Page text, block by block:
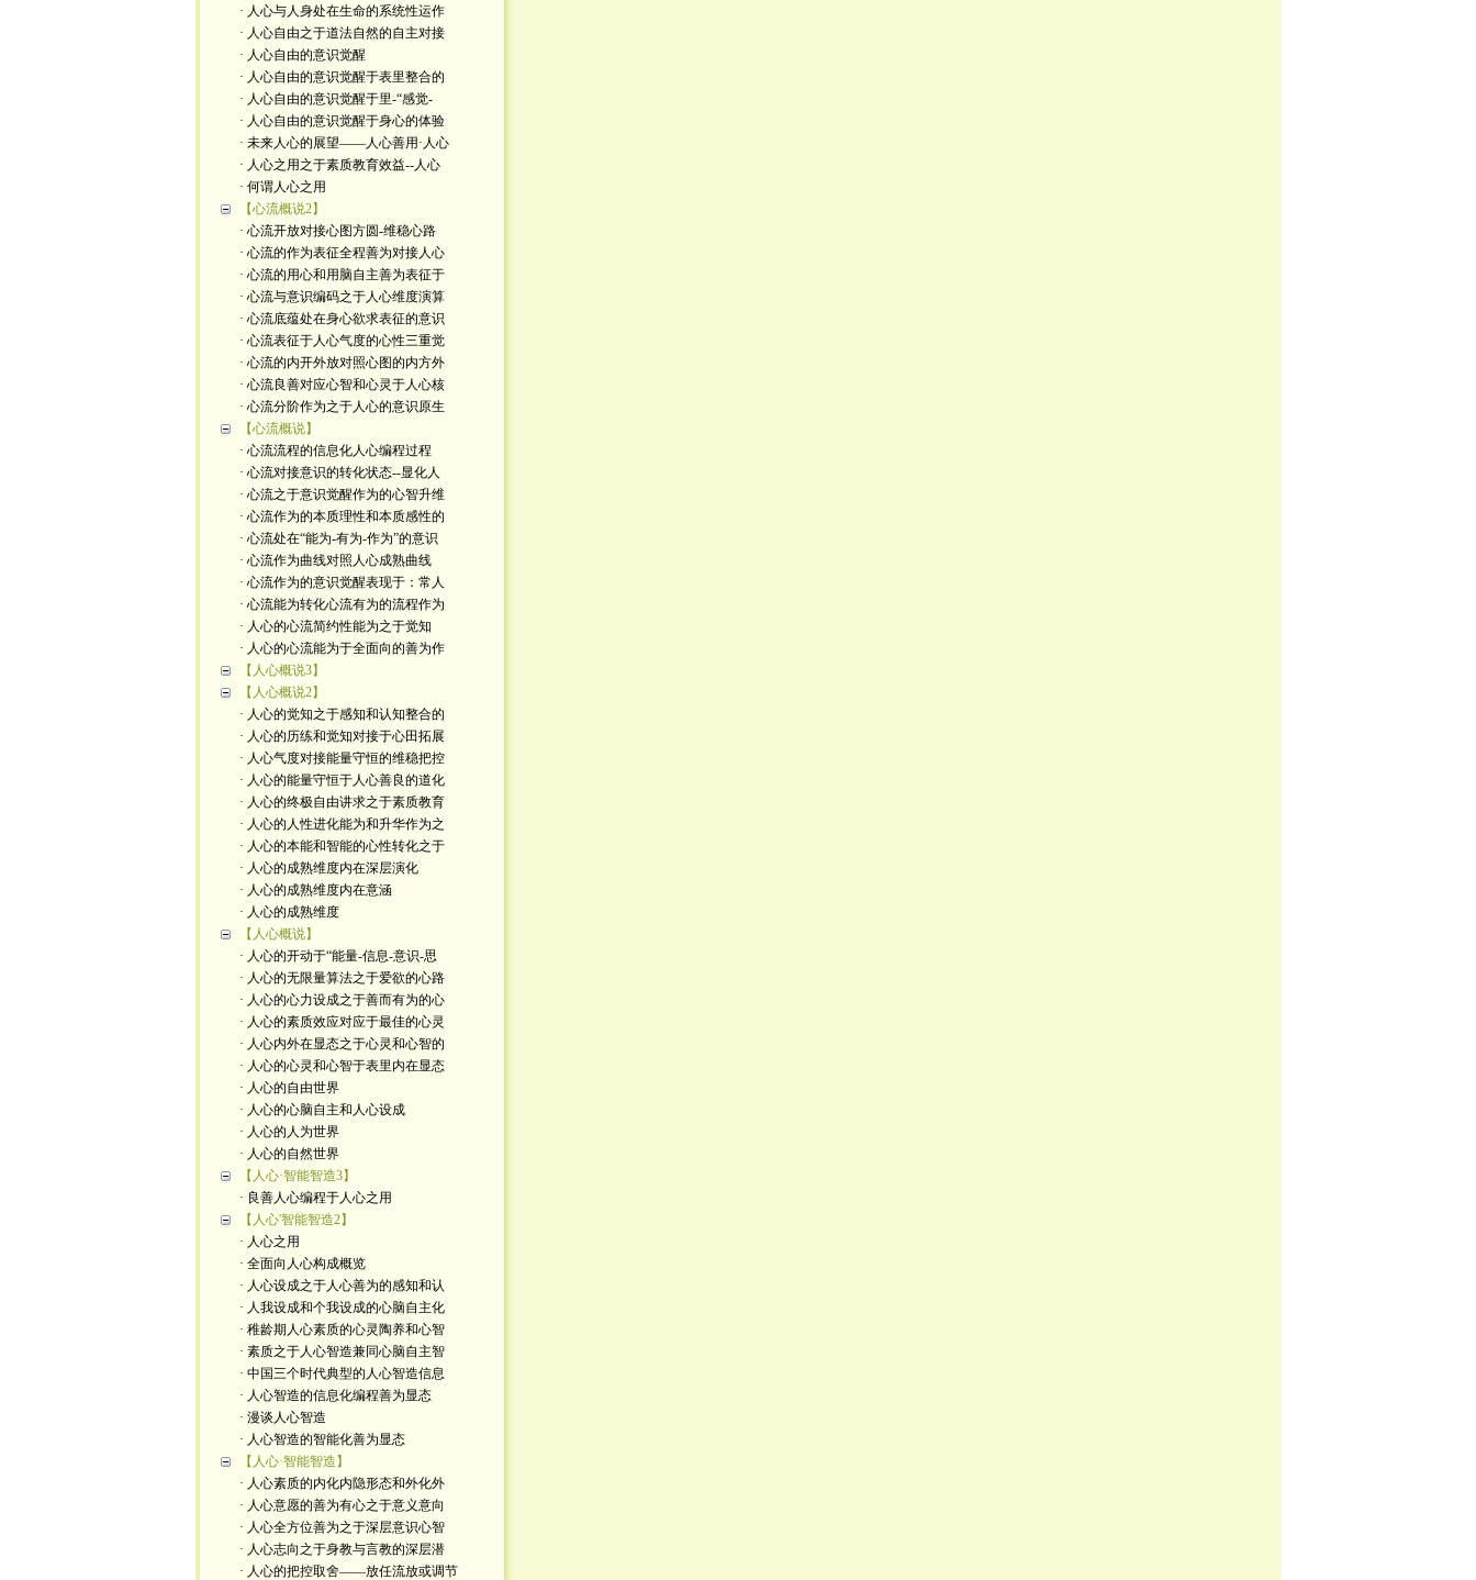
· 人心与人身处在生命的系统性运作
· 人心自由之于道法自然的自主对接
· 人心自由的意识觉醒
· 人心自由的意识觉醒于表里整合的
· 人心自由的意识觉醒于里-“感觉-
· 人心自由的意识觉醒于身心的体验
· 未来人心的展望——人心善用·人心
· 人心之用之于素质教育效益--人心
· 何谓人心之用
【心流概说2】
· 心流开放对接心图方圆-维稳心路
· 心流的作为表征全程善为对接人心
· 心流的用心和用脑自主善为表征于
· 心流与意识编码之于人心维度演算
· 心流底蕴处在身心欲求表征的意识
· 心流表征于人心气度的心性三重觉
· 心流的内开外放对照心图的内方外
· 心流良善对应心智和心灵于人心核
· 心流分阶作为之于人心的意识原生
【心流概说】
· 心流流程的信息化人心编程过程
· 心流对接意识的转化状态--显化人
· 心流之于意识觉醒作为的心智升维
· 心流作为的本质理性和本质感性的
· 心流处在“能为-有为-作为”的意识
· 心流作为曲线对照人心成熟曲线
· 心流作为的意识觉醒表现于：常人
· 心流能为转化心流有为的流程作为
· 人心的心流简约性能为之于觉知
· 人心的心流能为于全面向的善为作
【人心概说3】
【人心概说2】
· 人心的觉知之于感知和认知整合的
· 人心的历练和觉知对接于心田拓展
· 人心气度对接能量守恒的维稳把控
· 人心的能量守恒于人心善良的道化
· 人心的终极自由讲求之于素质教育
· 人心的人性进化能为和升华作为之
· 人心的本能和智能的心性转化之于
· 人心的成熟维度内在深层演化
· 人心的成熟维度内在意涵
· 人心的成熟维度
【人心概说】
· 人心的开动于“能量-信息-意识-思
· 人心的无限量算法之于爱欲的心路
· 人心的心力设成之于善而有为的心
· 人心的素质效应对应于最佳的心灵
· 人心内外在显态之于心灵和心智的
· 人心的心灵和心智于表里内在显态
· 人心的自由世界
· 人心的心脑自主和人心设成
· 人心的人为世界
· 人心的自然世界
【人心·智能智造3】
· 良善人心编程于人心之用
【人心'智能智造2】
· 人心之用
· 全面向人心构成概览
· 人心设成之于人心善为的感知和认
· 人我设成和个我设成的心脑自主化
· 稚龄期人心素质的心灵陶养和心智
· 素质之于人心智造兼同心脑自主智
· 中国三个时代典型的人心智造信息
· 人心智造的信息化编程善为显态
· 漫谈人心智造
· 人心智造的智能化善为显态
【人心·智能智造】
· 人心素质的内化内隐形态和外化外
· 人心意愿的善为有心之于意义意向
· 人心全方位善为之于深层意识心智
· 人心志向之于身教与言教的深层潜
· 人心的把控取舍——放任流放或调节